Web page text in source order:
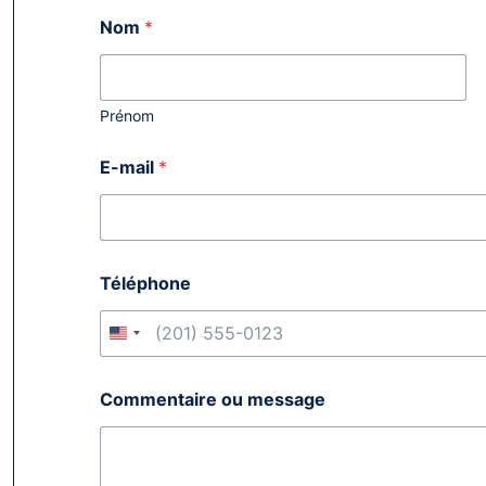
Nom *
Prénom
E-mail *
Téléphone
Commentaire ou message